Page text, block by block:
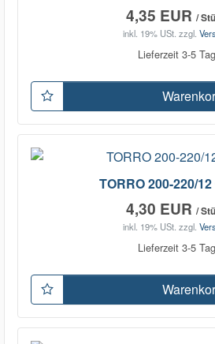
4,35 EUR /
inkl. 19% USt. zzgl.
Lieferzeit 3-5
TORRO 200-220/12
4,30 EUR /
inkl. 19% USt. zzgl.
Lieferzeit 3-5